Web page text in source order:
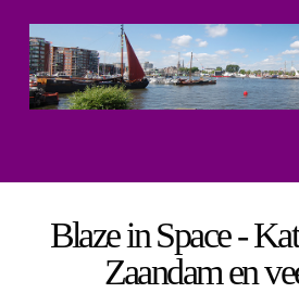
Blaze in Space -
Zaandam en